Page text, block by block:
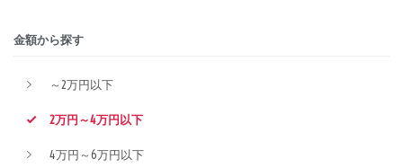
金額から探す
～2万円以下
2万円～4万円以下
4万円～6万円以下